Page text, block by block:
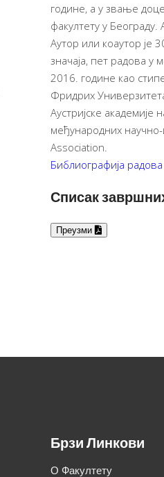
године, a у звање
факултету у
Аутор или коаутор је
значаја, пет радова у
2016. године као
Фридрих
Аустријске
међународних научно-
Association.
Библиографија радова
Списак
Преузми
Брзи Линкови
О Факултету